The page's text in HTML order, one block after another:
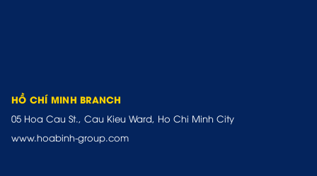
HỒ CHÍ MINH BRANCH
05 Hoa Cau St., Cau Kieu Ward, Ho Chi Minh City
www.hoabinh-group.com